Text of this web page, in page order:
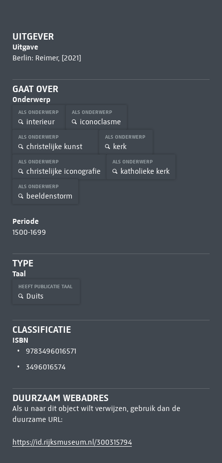
UITGEVER
Uitgave
Berlin: Reimer, [2021]
GAAT OVER
Onderwerp
ALS ONDERWERP
interieur
ALS ONDERWERP
iconoclasme
ALS ONDERWERP
christelijke kunst
ALS ONDERWERP
kerk
ALS ONDERWERP
christelijke iconografie
ALS ONDERWERP
katholieke kerk
ALS ONDERWERP
beeldenstorm
Periode
1500-1699
TYPE
Taal
HEEFT PUBLICATIE TAAL
Duits
CLASSIFICATIE
ISBN
9783496016571
3496016574
DUURZAAM WEBADRES
Als u naar dit object wilt verwijzen, gebruik dan de
duurzame URL:
https://id.rijksmuseum.nl/300315794